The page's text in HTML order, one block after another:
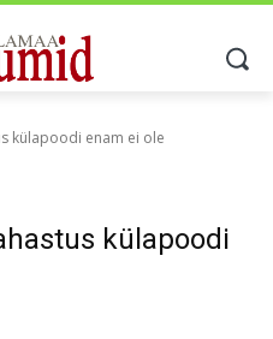
külapoodi enam ei ole
külapoodi